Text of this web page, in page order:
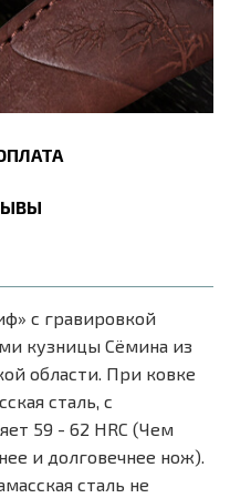
с гравировкой
кузницы Сёмина из
области. При ковке
сталь, с
59 - 62 HRC (Чем
и долговечнее нож).
сталь не